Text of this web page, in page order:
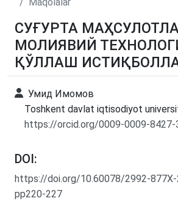
СУҒУРТА
МОЛИЯВИЙ
ҚЎЛЛАШ
Умид Имомов
Toshkent davlat iqtisodiyot
https://orcid.org/0009-0009-8427-
DOI:
https://doi.org/10.60078/2992-
pp220-227